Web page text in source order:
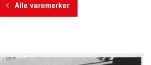
Alle varemerker